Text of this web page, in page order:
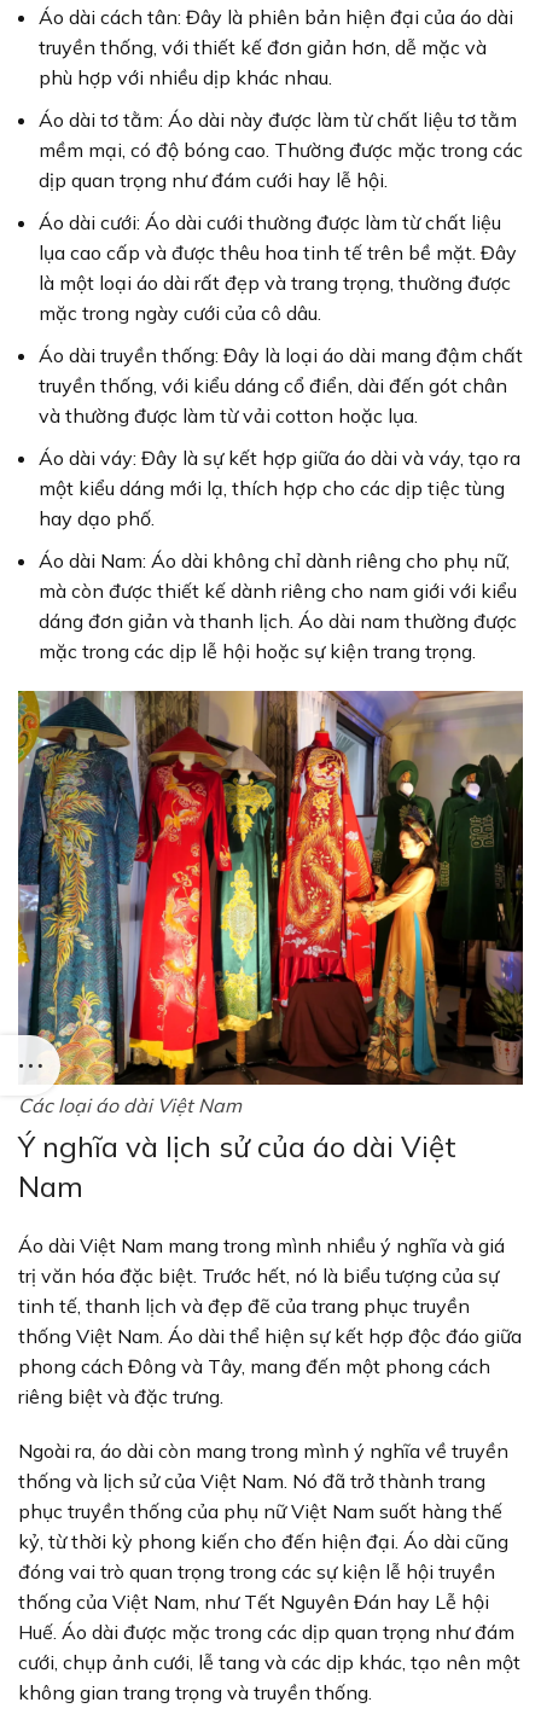
Áo dài cách tân: Đây là phiên bản hiện đại của áo dài
truyền thống, với thiết kế đơn giản hơn, dễ mặc và
phù hợp với nhiều dịp khác nhau.
Áo dài tơ tằm: Áo dài này được làm từ chất liệu tơ tằm
mềm mại, có độ bóng cao. Thường được mặc trong các
dịp quan trọng như đám cưới hay lễ hội.
Áo dài cưới: Áo dài cưới thường được làm từ chất liệu
lụa cao cấp và được thêu hoa tinh tế trên bề mặt. Đây
là một loại áo dài rất đẹp và trang trọng, thường được
mặc trong ngày cưới của cô dâu.
Áo dài truyền thống: Đây là loại áo dài mang đậm chất
truyền thống, với kiểu dáng cổ điển, dài đến gót chân
và thường được làm từ vải cotton hoặc lụa.
Áo dài váy: Đây là sự kết hợp giữa áo dài và váy, tạo ra
một kiểu dáng mới lạ, thích hợp cho các dịp tiệc tùng
hay dạo phố.
Áo dài Nam: Áo dài không chỉ dành riêng cho phụ nữ,
mà còn được thiết kế dành riêng cho nam giới với kiểu
dáng đơn giản và thanh lịch. Áo dài nam thường được
mặc trong các dịp lễ hội hoặc sự kiện trang trọng.
Các loại áo dài Việt Nam
Ý nghĩa và lịch sử của áo dài Việt
Nam
Áo dài Việt Nam mang trong mình nhiều ý nghĩa và giá
trị văn hóa đặc biệt. Trước hết, nó là biểu tượng của sự
tinh tế, thanh lịch và đẹp đẽ của trang phục truyền
thống Việt Nam. Áo dài thể hiện sự kết hợp độc đáo giữa
phong cách Đông và Tây, mang đến một phong cách
riêng biệt và đặc trưng.
Ngoài ra, áo dài còn mang trong mình ý nghĩa về truyền
thống và lịch sử của Việt Nam. Nó đã trở thành trang
phục truyền thống của phụ nữ Việt Nam suốt hàng thế
kỷ, từ thời kỳ phong kiến cho đến hiện đại. Áo dài cũng
đóng vai trò quan trọng trong các sự kiện lễ hội truyền
thống của Việt Nam, như Tết Nguyên Đán hay Lễ hội
Huế. Áo dài được mặc trong các dịp quan trọng như đám
cưới, chụp ảnh cưới, lễ tang và các dịp khác, tạo nên một
không gian trang trọng và truyền thống.